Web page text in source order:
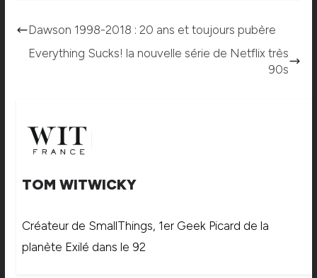
Dawson 1998-2018 : 20 ans et toujours pubère
Everything Sucks! la nouvelle série de Netflix très
90s
TOM WITWICKY
Créateur de SmallThings, 1er Geek Picard de la
planète Exilé dans le 92